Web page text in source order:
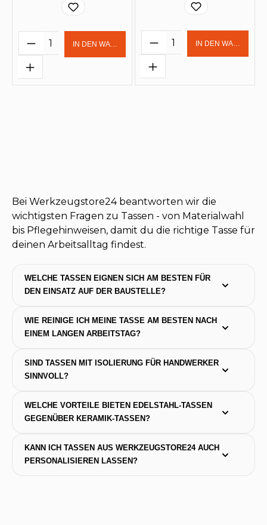
Produkt Anzahl: Gib den
IN DEN WARENKORB Produkt Anzahl:
IN DEN
Bei Werkzeugstore24 beantworten wir die
wichtigsten Fragen zu Tassen - von Materialwahl
bis Pflegehinweisen, damit du die richtige Tasse für
deinen Arbeitsalltag findest.
WELCHE TASSEN EIGNEN SICH AM BESTEN FÜR
DEN EINSATZ AUF DER BAUSTELLE?
WIE REINIGE ICH MEINE TASSE AM BESTEN NACH
EINEM LANGEN ARBEITSTAG?
SIND TASSEN MIT ISOLIERUNG FÜR HANDWERKER
SINNVOLL?
WELCHE VORTEILE BIETEN EDELSTAHL-TASSEN
GEGENÜBER KERAMIK-TASSEN?
KANN ICH TASSEN AUS WERKZEUGSTORE24 AUCH
PERSONALISIEREN LASSEN?